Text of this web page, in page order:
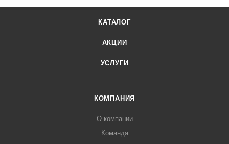
КАТАЛОГ
АКЦИИ
УСЛУГИ
КОМПАНИЯ
О компании
Команда